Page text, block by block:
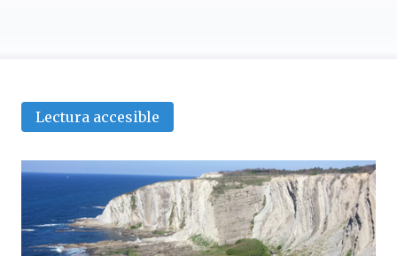
Lectura accesible